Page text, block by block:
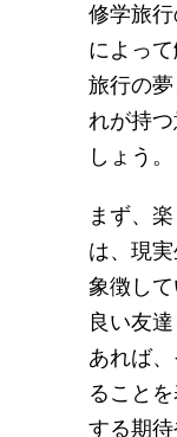
修学旅
によっ
旅行の
れが持
しょう。
まず、
は、現
象徴し
良い友
あれば
ること
する期